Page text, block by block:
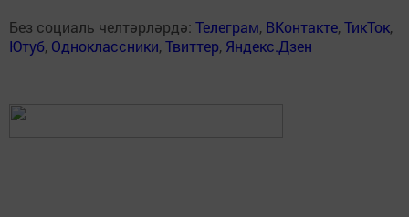
Без социаль челтәрләрдә: Телеграм, ВКонтакте,ТикТок,
Ютуб, Одноклассники,Твиттер, Яндекс.Дзен